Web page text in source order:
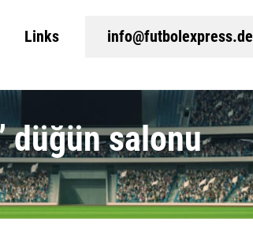
Links info@futbolexpress.de
düğün salonu